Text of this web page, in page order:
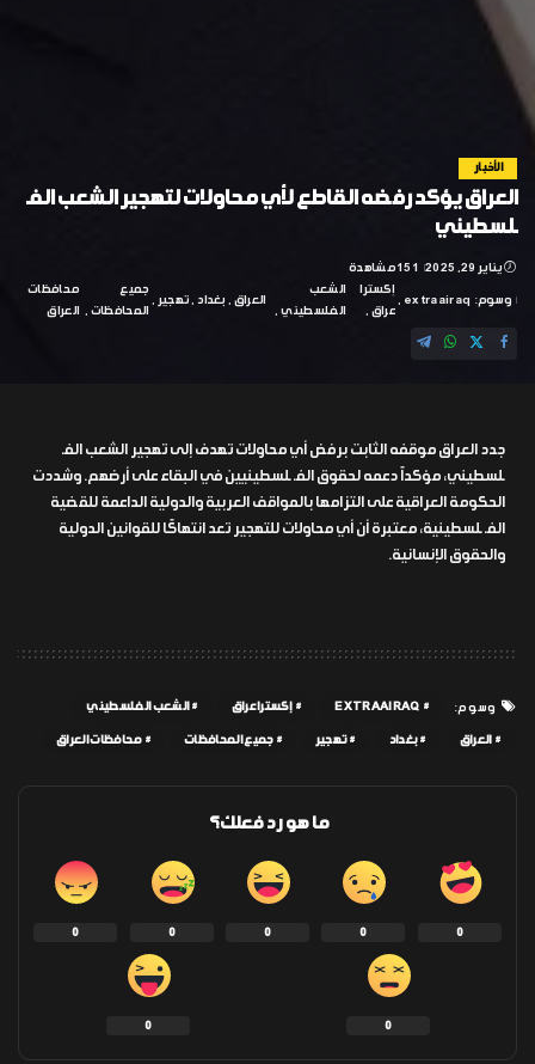
الأخبار
العراق يؤكد رفضه القاطع لأي محاولات لتهجير الشعب الفـ
ـلسطيني
يناير 29, 2025 151 مشاهدة
وسوم: extraairaq
إكسترا
عراق
الشعب
الفلسطيني
العراق بغداد تهجير
جميع
المحافظات
محافظات
العراق
جدد العراق موقفه الثابت برفض أي محاولات تهدف إلى تهجير الشعب الفـ
ـلسطيني، مؤكداً دعمه لحقوق الفـ ـلسطينيين في البقاء على أرضهم. وشددت
الحكومة العراقية على التزامها بالمواقف العربية والدولية الداعمة للقضية
الفـ ـلسطينية، معتبرة أن أي محاولات للتهجير تعد انتهاكًا للقوانين الدولية
والحقوق الإنسانية.
وسوم: EXTRAAIRAQ إكسترا عراق الشعب الفلسطيني
العراق بغداد تهجير جميع المحافظات محافظات العراق
ما هو رد فعلك؟
0
0
0
0
0
0
0